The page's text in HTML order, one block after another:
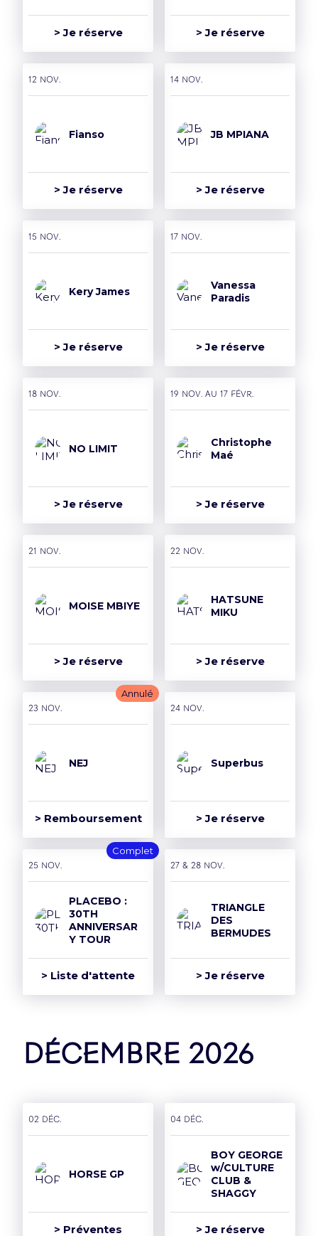
> Je réserve > Je réserve
12 nov.
Fianso
> Je réserve
14 nov.
JB MPIANA
> Je réserve
15 nov.
Kery James
> Je réserve
17 nov.
Vanessa
Paradis
> Je réserve
18 nov.
NO LIMIT
> Je réserve
19 nov. AU 17 févr.
Christophe
Maé
> Je réserve
21 nov.
MOISE MBIYE
> Je réserve
22 nov.
HATSUNE
MIKU
> Je réserve
Annulé
23 nov.
NEJ
> Remboursement
24 nov.
Superbus
> Je réserve
Complet
25 nov.
PLACEBO :
30TH
ANNIVERSAR
Y TOUR
> Liste d'attente
27 & 28 nov.
TRIANGLE
DES
BERMUDES
> Je réserve
décembre 2026
02 déc.
HORSE GP
> Préventes
04 déc.
BOY GEORGE
w/CULTURE
CLUB &
SHAGGY
> Je réserve